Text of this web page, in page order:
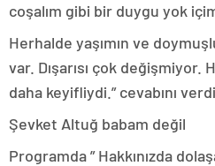
coşalım gibi bir duygu yok
Herhalde yaşımın ve
var. Dışarısı çok değişmiyor.
daha keyifliydi.” cevabını verdi.
Şevket Altuğ babam değil
Programda ” Hakkınızda